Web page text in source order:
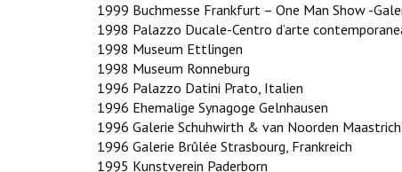
1999 Buchmesse Frankfurt – One Man Show -
1998 Palazzo Ducale-Centro d’arte
1998 Museum Ettlingen
1998 Museum Ronneburg
1996 Palazzo Datini Prato, Italien
1996 Ehemalige Synagoge Gelnhausen
1996 Galerie Schuhwirth & van Noorden
1996 Galerie Brûlée Strasbourg, Frankreich
1995 Kunstverein Paderborn